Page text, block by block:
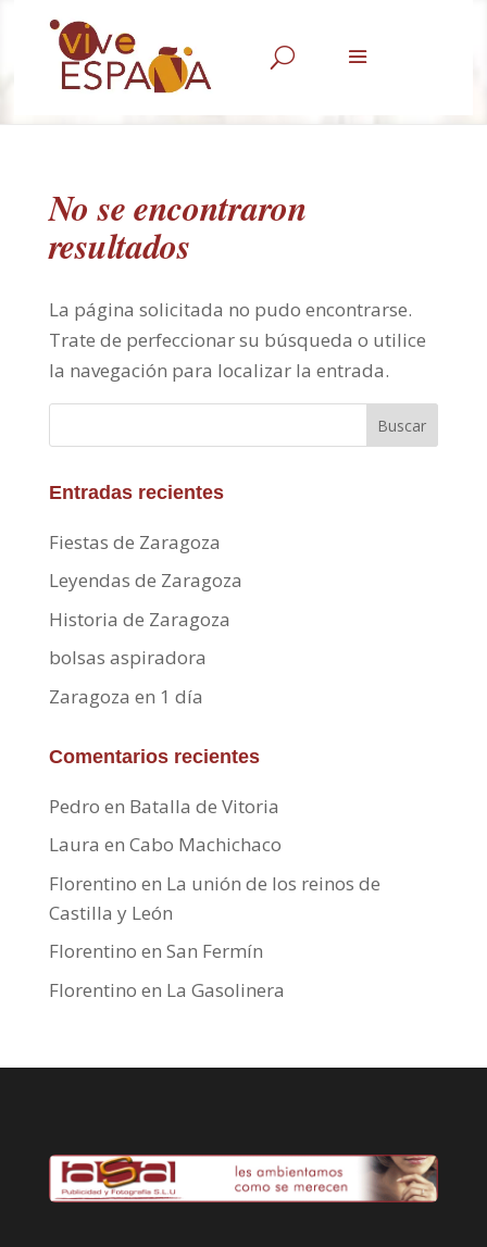
U
No se encontraron
resultados
La página solicitada no pudo encontrarse.
Trate de perfeccionar su búsqueda o utilice
la navegación para localizar la entrada.
Buscar
Entradas recientes
Fiestas de Zaragoza
Leyendas de Zaragoza
Historia de Zaragoza
bolsas aspiradora
Zaragoza en 1 día
Comentarios recientes
Pedro en Batalla de Vitoria
Laura en Cabo Machichaco
Florentino en La unión de los reinos de
Castilla y León
Florentino en San Fermín
Florentino en La Gasolinera